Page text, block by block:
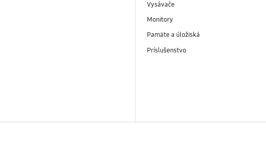
Vysávače
Monitory
Pamäte a úložiská
Príslušenstvo